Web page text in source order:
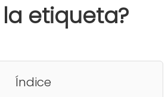
etiqueta?
Índice